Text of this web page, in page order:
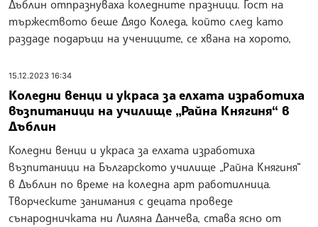
Дъблин отпразнуваха коледните празници. Гост на
тържеството беше Дядо Коледа, който след като
раздаде подаръци на учениците, се хвана на хорото,
15.12.2023 16:34
Коледни венци и украса за елхата изработиха
възпитаници на училище „Райна Княгиня“ в
Дъблин
Коледни венци и украса за елхата изработиха
възпитаници на Българското училище „Райна Княгиня“
в Дъблин по време на коледна арт работилница.
Творческите занимания с децата проведе
сънародничката ни Лиляна Данчева, става ясно от